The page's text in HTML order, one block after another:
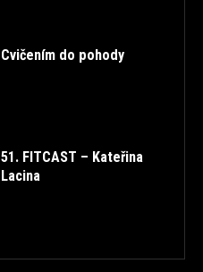
Cvičením do pohody
51. FITCAST – Kateřina
Lacina